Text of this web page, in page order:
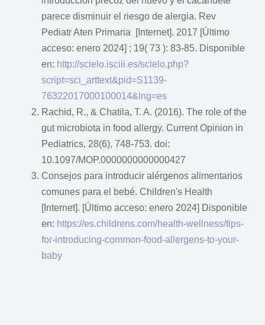
parece disminuir el riesgo de alergia. Rev
Pediatr Aten Primaria [Internet]. 2017 [Último
acceso: enero 2024] ; 19( 73 ): 83-85. Disponible
en: http://scielo.isciii.es/scielo.php?
script=sci_arttext&pid=S1139-
76322017000100014&lng=es
Rachid, R., & Chatila, T. A. (2016). The role of the
gut microbiota in food allergy. Current Opinion in
Pediatrics, 28(6), 748-753. doi:
10.1097/MOP.0000000000000427
Consejos para introducir alérgenos alimentarios
comunes para el bebé. Children's Health
[Internet]. [Último acceso: enero 2024] Disponible
en: https://es.childrens.com/health-wellness/tips-
for-introducing-common-food-allergens-to-your-
baby